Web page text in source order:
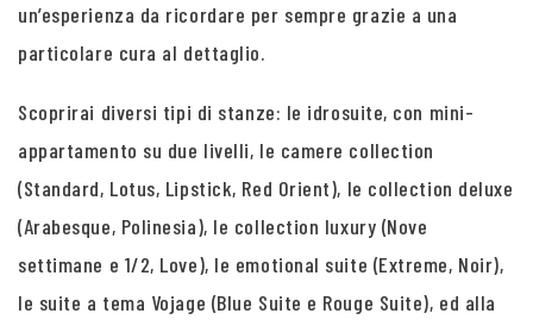
un’esperienza da ricordare per sempre grazie a una
particolare cura al dettaglio.
Scoprirai diversi tipi di stanze: le idrosuite, con mini-
appartamento su due livelli, le camere collection
(Standard, Lotus, Lipstick, Red Orient), le collection deluxe
(Arabesque, Polinesia), le collection luxury (Nove
settimane e 1/2, Love), le emotional suite (Extreme, Noir),
le suite a tema Vojage (Blue Suite e Rouge Suite), ed alla